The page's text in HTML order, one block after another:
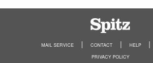
MAIL SERVICE CONTACT HELP
PRIVACY POLICY